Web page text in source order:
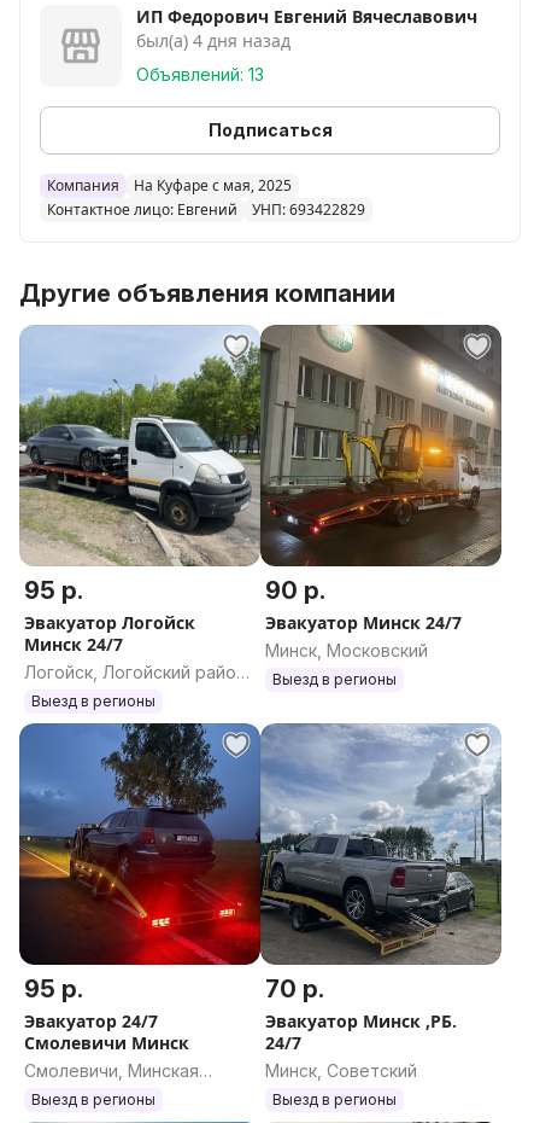
Выкуп,вывоз,перемещение и утилизация автохлама
Приятные цены.
ИП Федорович Евгений Вячеславович
был(а) 4 дня назад
Объявлений: 13
Подписаться
Компания
На Куфаре с мая, 2025
Контактное лицо: Евгений
УНП: 693422829
Другие объявления компании
95 р.
Эвакуатор Логойск
Минск 24/7
Логойск, Логойский район,
Минская область
Выезд в регионы
90 р.
Эвакуатор Минск 24/7
Минск, Московский
Выезд в регионы
95 р.
Эвакуатор 24/7
Смолевичи Минск
Смолевичи, Минская
область
Выезд в регионы
70 р.
Эвакуатор Минск ,РБ.
24/7
Минск, Советский
Выезд в регионы